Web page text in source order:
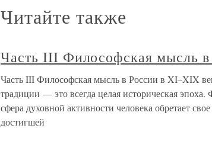
Читайте также
Часть III Философская мысль
Часть III Философская мысль в России в XI–XIX
традиции — это всегда целая историческая
сфера духовной активности человека обретает
достигшей